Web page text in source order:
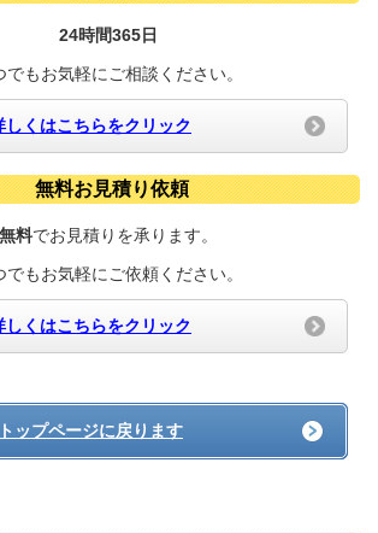
24時間365日
でもお気軽に ご相談ください。
しくはこちらをクリック
無料お見積り依頼
無料でお見積りを承ります。
でもお気軽にご依頼ください。
しくはこちらをクリック
トップページに戻ります